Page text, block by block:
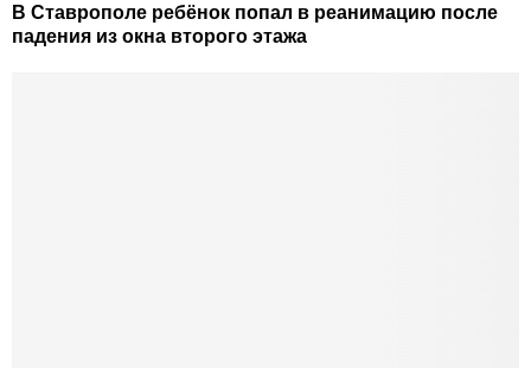
В Ставрополе ребёнок попал в реанимацию после
падения из окна второго этажа